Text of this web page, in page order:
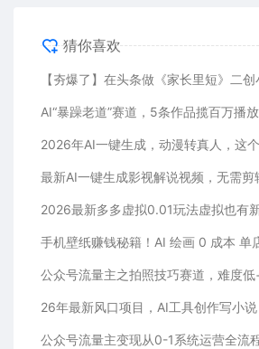
猜你喜欢
手机壁纸赚钱秘籍！AI 绘画 0 成本 单
公众号流量主变现从0-1系统运营全流